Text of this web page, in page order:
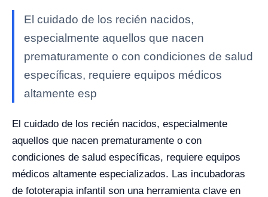
El cuidado de los recién nacidos,
especialmente aquellos que nacen
prematuramente o con condiciones de salud
específicas, requiere equipos médicos
altamente esp
El cuidado de los recién nacidos, especialmente
aquellos que nacen prematuramente o con
condiciones de salud específicas, requiere equipos
médicos altamente especializados. Las incubadoras
de fototerapia infantil son una herramienta clave en